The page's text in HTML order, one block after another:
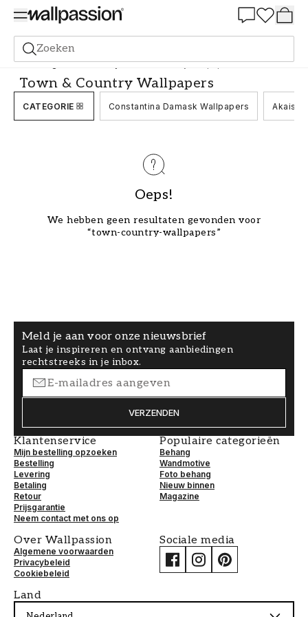
Zoeken
Behang Merk Zoffany Town & Country Wallpapers
Town & Country Wallpapers
CATEGORIE Constantina Damask Wallpapers Akaishi
Oeps!
We hebben geen resultaten gevonden voor
“town-country-wallpapers”
Meld je aan voor onze nieuwsbrief
Laat je inspireren en ontvang aanbiedingen
rechtstreeks in je inbox.
VERZENDEN
Klantenservice
Mijn bestelling opzoeken
Bestelling
Levering
Betaling
Retour
Prijsgarantie
Neem contact met ons op
Populaire categorieën
Behang
Wandmotive
Foto behang
Nieuw binnen
Magazine
Over Wallpassion
Algemene voorwaarden
Privacybeleid
Cookiebeleid
Sociale media
Land